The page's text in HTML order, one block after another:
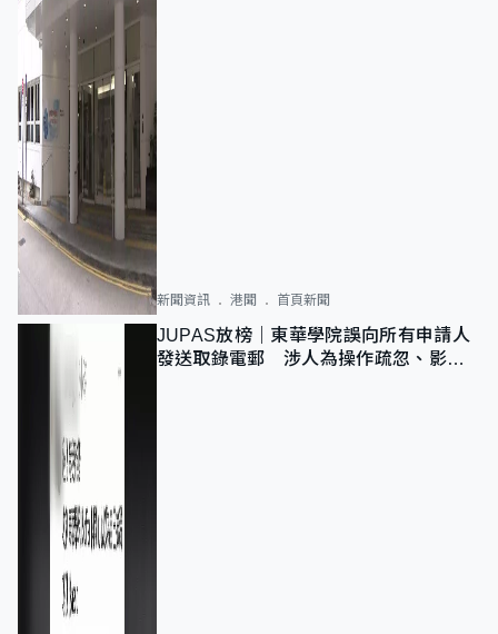
新聞資訊 港聞 首頁新聞
JUPAS放榜｜東華學院誤向所有申請人
發送取錄電郵 涉人為操作疏忽、影響